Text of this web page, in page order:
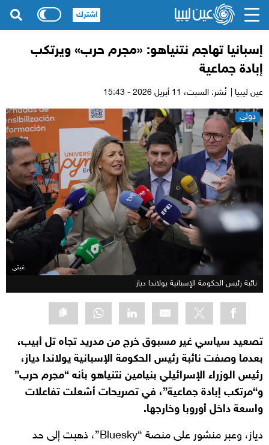
إسبانيا تهاجم نتنياهو: «مجرم حرب» ويرتكب
إبادة جماعية
عين ليبيا | نُشر: السبت،
دولي
غيتي
نائبة رئيس الحكومة الإسبانية يولاندا دياز
تصعيد سياسي غير مسبوق خرج من مدريد تجاه تل أبيب،
بعدما وصفت نائبة رئيس الحكومة الإسبانية يولاندا دياز،
رئيس الوزراء الإسرائيلي بنيامين نتنياهو بأنه “مجرم حرب”
و“مرتكب إبادة جماعية”، في تصريحات أشعلت تفاعلات
واسعة داخل أوروبا وخارجها.
دياز، وعبر منشور على منصة “Bluesky”، ذهبت إلى حد
اشترك